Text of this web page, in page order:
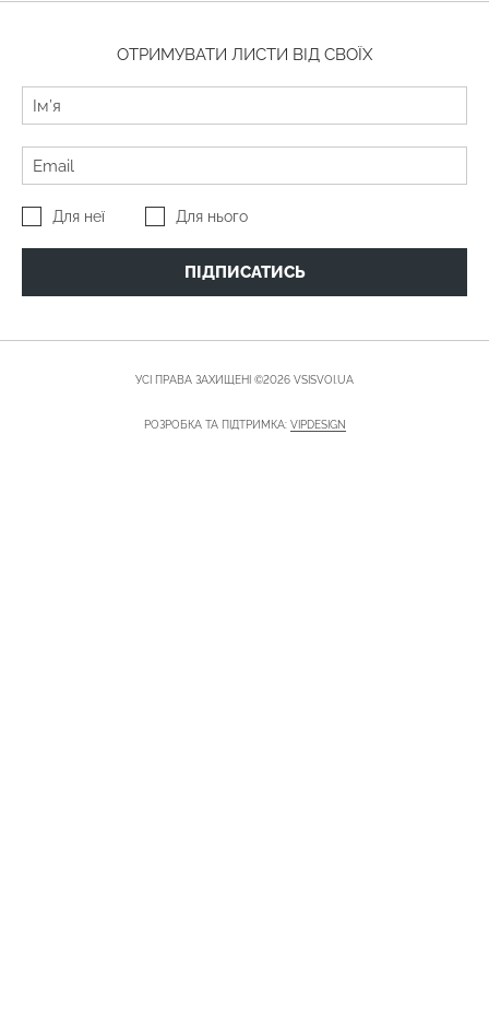
ОТРИМУВАТИ ЛИСТИ ВІД СВОЇХ
Для неї Для нього
ПІДПИСАТИСЬ
УСІ ПРАВА ЗАХИЩЕНІ ©2026 VSISVOI.UA
РОЗРОБКА ТА ПІДТРИМКА: VIPDESIGN